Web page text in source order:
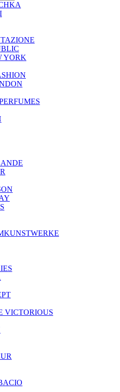
YORK
VICTORIOUS